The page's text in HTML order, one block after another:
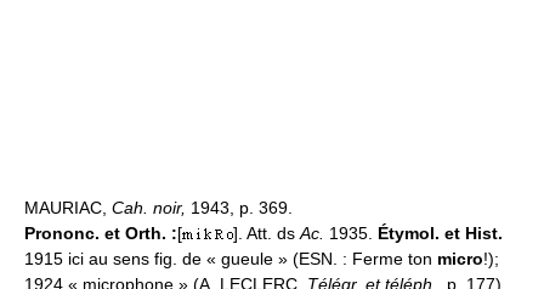
MAURIAC, Cah. noir, 1943, p. 369.
Prononc. et Orth. :[ ]. Att. ds Ac. 1935. Étymol. et Hist.
1915 ici au sens fig. de « gueule » (ESN. : Ferme ton micro!);
1924 « microphone » (A. LECLERC, Télégr. et téléph., p. 177).